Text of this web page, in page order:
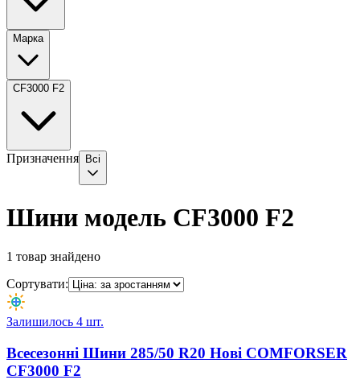
Марка
CF3000 F2
Призначення Всі
Шини модель CF3000 F2
1 товар знайдено
Сортувати:
Залишилось 4 шт.
Всесезонні Шини 285/50 R20 Нові COMFORSER
CF3000 F2